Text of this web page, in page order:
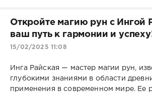
Откройте магию рун с Ингой
ваш путь к гармонии и
15/02/2025 11:08
Инга Райская — мастер магии рун,
глубокими знаниями в области
применения в современном мире. Ее